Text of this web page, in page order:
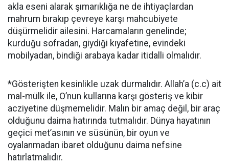
akla eseni alarak şımarıklığa ne de ihtiyaçlardan
mahrum bırakıp çevreye karşı mahcubiyete
düşürmelidir ailesini. Harcamaların genelinde;
kurduğu sofradan, giydiği kıyafetine, evindeki
mobilyadan, bindiği arabaya kadar itidalli olmalıdır.
*Gösterişten kesinlikle uzak durmalıdır. Allah’a (c.c) ait
mal-mülk ile, O’nun kullarına karşı gösteriş ve kibir
acziyetine düşmemelidir. Malın bir amaç değil, bir araç
olduğunu daima hatırında tutmalıdır. Dünya hayatının
geçici met’asının ve süsünün, bir oyun ve
oyalanmadan ibaret olduğunu daima nefsine
hatırlatmalıdır.